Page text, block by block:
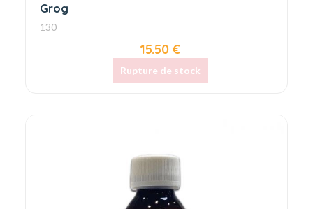
Grog
130
15.50 €
Rupture de stock